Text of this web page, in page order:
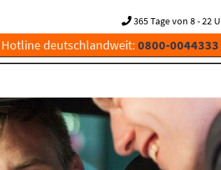
365 Tage von 8 - 22
Hotline deutschlandweit:0800-0044333